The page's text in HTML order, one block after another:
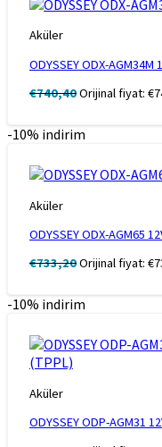
Aküler
ODYSSEY ODX-AGM34M
€740,40Orijinal fiyat:
-10% indirim
Aküler
ODYSSEY ODX-AGM65
€733,20Orijinal fiyat:
-10% indirim
Aküler
ODYSSEY ODP-AGM31